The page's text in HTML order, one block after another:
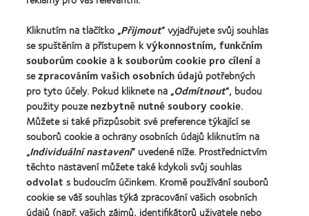
Kontaktní čočky a zrak
Nový uživatel
Zkušený uživatel
Blog
O společnosti CooperVision
Kariéra v CooperVision
Kontaktujte nás
Právní rámec
Ochrana osobních údajů
Kliknutím na tlačítko „Přijmout“ vyjadřujete svůj souhlas
se spuštěním a přístupem kvýkonnostním, funkčním
souborům cookiea k souborům cookie pro cílenía
sezpracováním vašich osobních údajů potřebných
pro tyto účely. Pokud kliknete na „Odmítnout“, budou
použity pouzenezbytně nutné soubory cookie.
Můžete si také přizpůsobit své preference týkající se
souborů cookie a ochrany osobních údajů kliknutím na
„Individuální nastavení“ uvedené níže. Prostřednictvím
těchto nastavení můžete také kdykoli svůj souhlas
odvolat s budoucím účinkem. Kromě používání souborů
cookie se váš souhlas týká zpracování vašich osobních
údajů (např. vašich zájmů, identifikátorů uživatele nebo